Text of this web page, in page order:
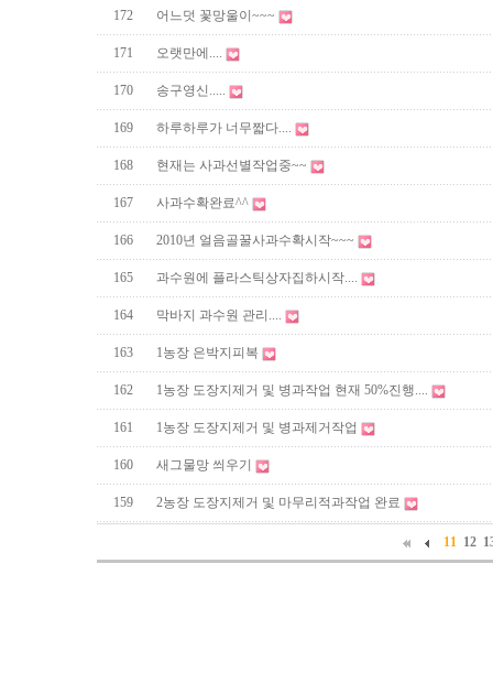
172 어느덧 꽃망울이~~~
171 오랫만에....
170 송구영신.....
169 하루하루가 너무짧다....
168 현재는 사과선별작업중~~
167 사과수확완료^^
166 2010년 얼음골꿀사과수확시작~~~
165 과수원에 플라스틱상자집하시작....
164 막바지 과수원 관리....
163 1농장 은박지피복
162 1농장 도장지제거 및 병과작업 현재 50%진행....
161 1농장 도장지제거 및 병과제거작업
160 새그물망 씌우기
159 2농장 도장지제거 및 마무리적과작업 완료
11 12